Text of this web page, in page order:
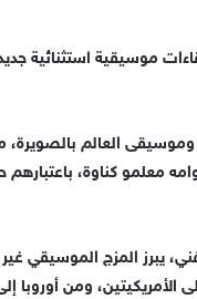
معلمو كناوة،
يبرز المزج الموسيقي
ومن أوروبا